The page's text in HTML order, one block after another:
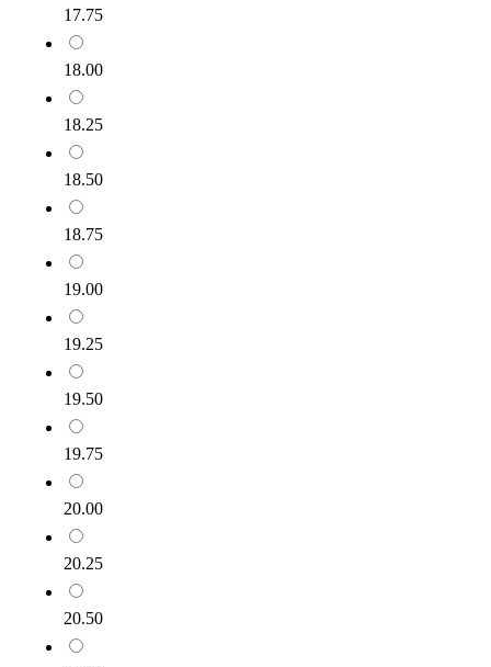
17.75
18.00
18.25
18.50
18.75
19.00
19.25
19.50
19.75
20.00
20.25
20.50